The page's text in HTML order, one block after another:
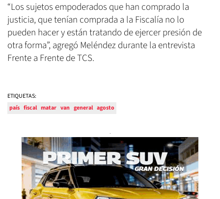
“Los sujetos empoderados que han comprado la
justicia, que tenían comprada a la Fiscalía no lo
pueden hacer y están tratando de ejercer presión de
otra forma”, agregó Meléndez durante la entrevista
Frente a Frente de TCS.
ETIQUETAS:
país fiscal matar van general agosto